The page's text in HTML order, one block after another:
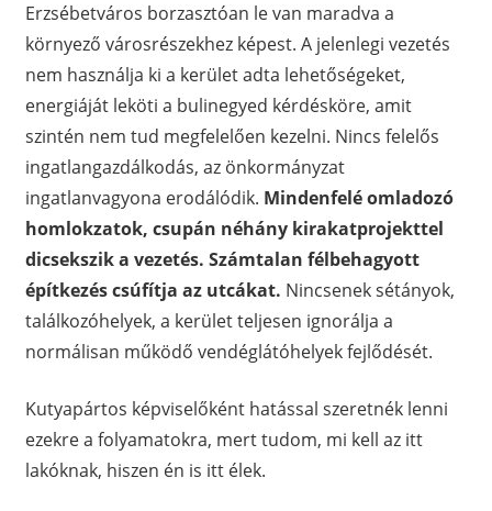
Erzsébetváros borzasztóan le van maradva a
környező városrészekhez képest. A jelenlegi vezetés
nem használja ki a kerület adta lehetőségeket,
energiáját leköti a bulinegyed kérdésköre, amit
szintén nem tud megfelelően kezelni. Nincs felelős
ingatlangazdálkodás, az önkormányzat
ingatlanvagyona erodálódik. Mindenfelé omladozó
homlokzatok, csupán néhány kirakatprojekttel
dicsekszik a vezetés. Számtalan félbehagyott
építkezés csúfítja az utcákat. Nincsenek sétányok,
találkozóhelyek, a kerület teljesen ignorálja a
normálisan működő vendéglátóhelyek fejlődését.
Kutyapártos képviselőként hatással szeretnék lenni
ezekre a folyamatokra, mert tudom, mi kell az itt
lakóknak, hiszen én is itt élek.